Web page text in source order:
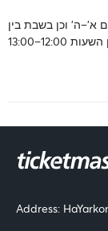
א’–ה’ וכן בשבת בין
Address: